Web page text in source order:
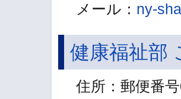
メール： ny-
健康福祉部
住所：郵便番